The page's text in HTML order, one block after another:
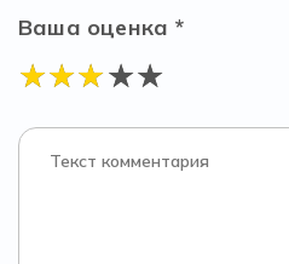
Ваша оценка *